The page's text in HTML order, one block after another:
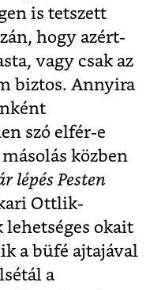
is tetszett
hogy azért-
vagy csak az
biztos. Annyira
szó elfér-e
közben
lépés Pesten
Ottlik-
lehetséges okait
a büfé ajtajával
a